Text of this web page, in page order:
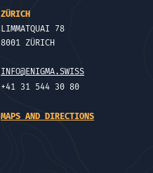
ZÜRICH
LIMMATQUAI 78
8001 ZÜRICH
INFO@ENIGMA.SWISS
+41 31 544 30 80
MAPS AND DIRECTIONS